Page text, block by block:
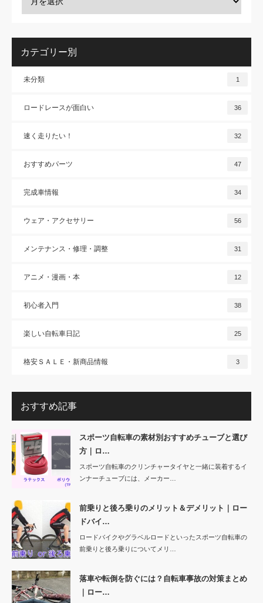
カテゴリー別
未分類 1
ロードレースが面白い 36
速く走りたい！ 32
おすすめパーツ 47
完成車情報 34
ウェア・アクセサリー 56
メンテナンス・修理・調整 31
アニメ・漫画・本 12
初心者入門 38
楽しい自転車日記 25
格安ＳＡＬＥ・新商品情報 3
おすすめ記事
スポーツ自転車の素材別おすすめチューブと選び
方｜ロ…
スポーツ自転車のクリンチャータイヤと一緒に装着するイ
ンナーチューブには、メーカー…
前乗りと後ろ乗りのメリット＆デメリット｜ロー
ドバイ…
ロードバイクやグラベルロードといったスポーツ自転車の
前乗りと後ろ乗りについてメリ…
落車や転倒を防ぐには？自転車事故の対策まとめ
｜ロー…